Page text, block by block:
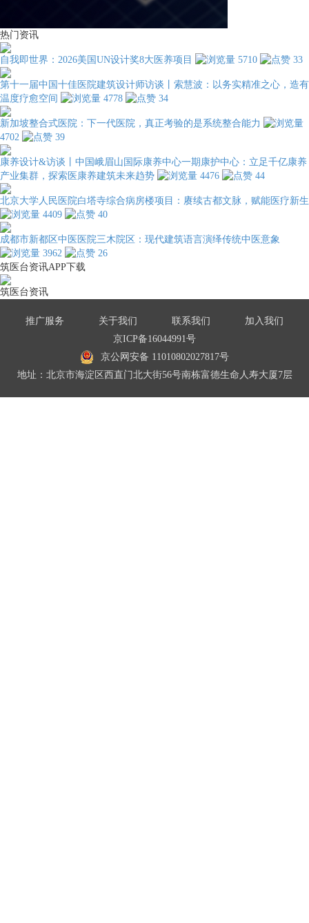
热门资讯
自我即世界：2026美国UN设计奖8大医养项目 5710 33
第十一届中国十佳医院建筑设计师访谈丨索慧波：以务实精准之心，造有
温度疗愈空间
4778 34
新加坡整合式医院：下一代医院，真正考验的是系统整合能力
4702
39
康养设计&访谈丨中国峨眉山国际康养中心一期康护中心：立足千亿康养
产业集群，探索医康养建筑未来趋势
4476 44
北京大学人民医院白塔寺综合病房楼项目：赓续古都文脉，赋能医疗新生
4409
40
成都市新都区中医医院三木院区：现代建筑语言演绎传统中医意象
3962
26
筑医台资讯APP下载
筑医台资讯
推广服务 关于我们 联系我们
加入我们
京ICP备16044991号
京公网安备 11010802027817号
地址：北京市海淀区西直门北大街56号南栋富德生命人寿大厦7层